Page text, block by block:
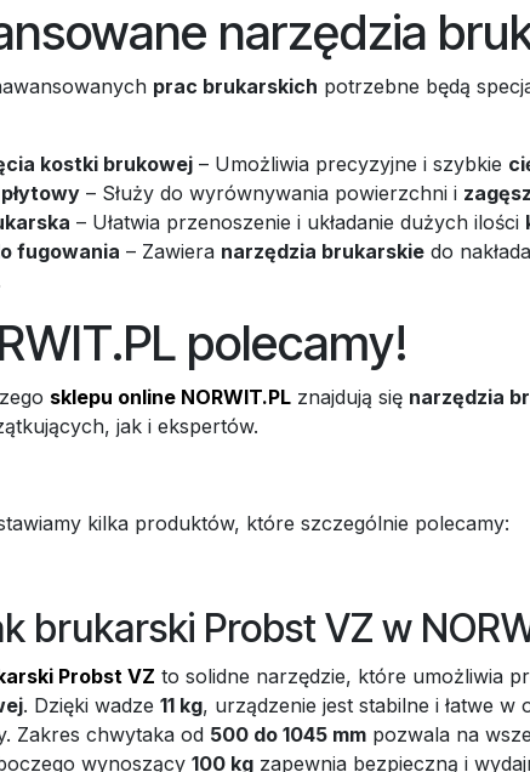
narzędzia
prac brukarskich potrzebne będą
kostki brukowej – Umożliwia precyzyjne i szybkie
– Służy do wyrównywania powierzchni i
– Ułatwia przenoszenie i układanie dużych ilości
fugowania – Zawiera narzędzia brukarskie do
polecamy!
sklepu online NORWIT.PL znajdują się narzędzia
jak i ekspertów.
kilka produktów, które szczególnie polecamy:
brukarski Probst VZ w
Probst VZ to solidne narzędzie, które umożliwia
. Dzięki wadze 11 kg, urządzenie jest stabilne i łatwe w
Zakres chwytaka od 500 do 1045 mm pozwala na
wynoszący 100 kg zapewnia bezpieczną i